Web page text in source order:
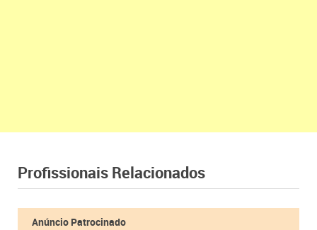
Profissionais Relacionados
Anúncio Patrocinado